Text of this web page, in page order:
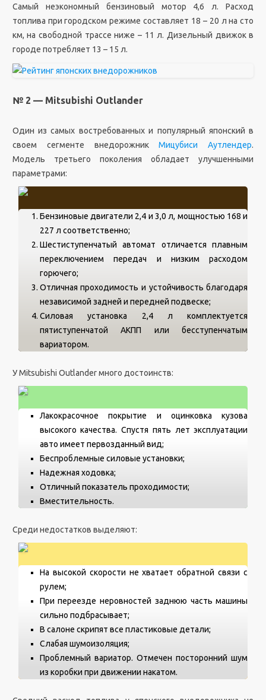
Самый неэкономный бензиновый мотор 4,6 л. Расход
топлива при городском режиме составляет 18 – 20 л на сто
км, на свободной трассе ниже – 11 л. Дизельный движок в
городе потребляет 13 – 15 л.
№ 2 — Mitsubishi Outlander
Один из самых востребованных и популярный японский в
своем сегменте внедорожникМицубиси Аутлендер.
Модель третьего поколения обладает улучшенными
параметрами:
Бензиновые двигатели 2,4 и 3,0 л, мощностью 168 и
227 л соответственно;
Шестиступенчатый автомат отличается плавным
переключением передач и низким расходом
горючего;
Отличная проходимость и устойчивость благодаря
независимой задней и передней подвеске;
Силовая установка 2,4 л комплектуется
пятиступенчатой АКПП или бесступенчатым
вариатором.
У Mitsubishi Outlander много достоинств:
Лакокрасочное покрытие и оцинковка кузова
высокого качества. Спустя пять лет эксплуатации
авто имеет первозданный вид;
Беспроблемные силовые установки;
Надежная ходовка;
Отличный показатель проходимости;
Вместительность.
Среди недостатков выделяют:
На высокой скорости не хватает обратной связи с
рулем;
При переезде неровностей заднюю часть машины
сильно подбрасывает;
В салоне скрипят все пластиковые детали;
Слабая шумоизоляция;
Проблемный вариатор. Отмечен посторонний шум
из коробки при движении накатом.